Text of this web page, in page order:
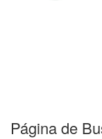
Página de